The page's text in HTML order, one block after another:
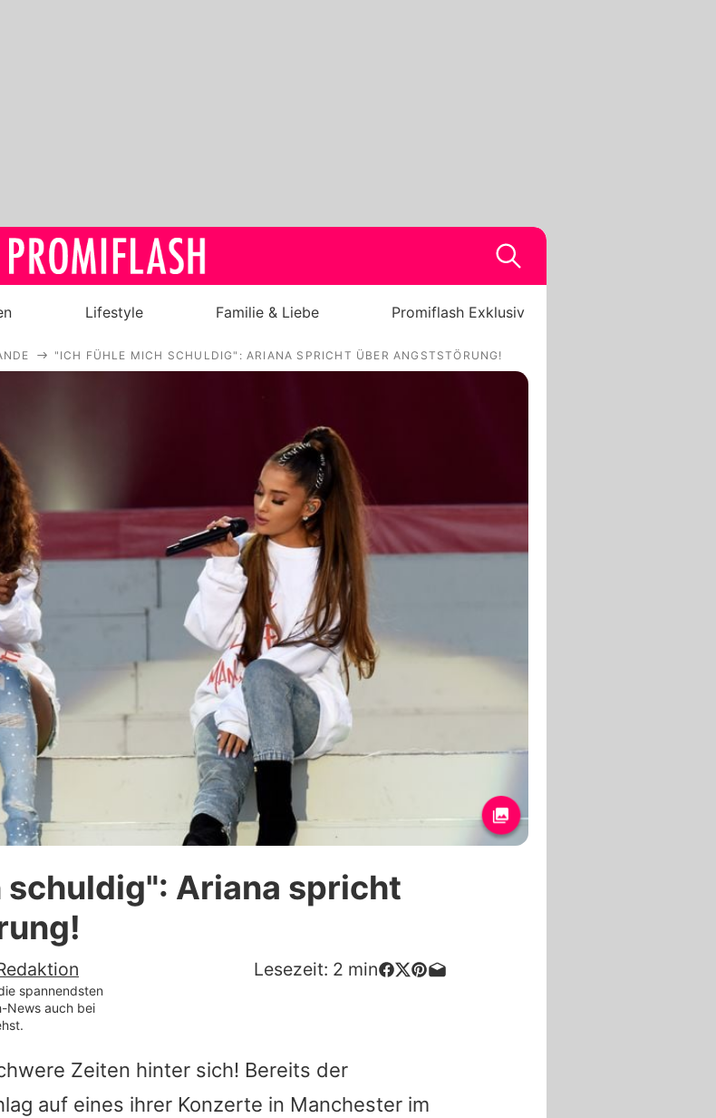
Royals
Familie & Liebe
Promiflash Exklusiv
Alle Themen auf Promiflash
App runterladen
Team
Redaktionelle Richtlinien
Datenschutzerklärung
Nutzungsbedingungen
Utiq verwalten
Lifestyle Familie & Liebe Promiflash Exklusiv
"ICH FÜHLE MICH SCHULDIG": ARIANA SPRICHT ÜBER ANGSTSTÖRUNG!
schuldig": Ariana spricht
Lesezeit: 2 min
spannendsten
News auch bei
Zeiten hinter sich! Bereits der
auf eines ihrer Konzerte in Manchester im